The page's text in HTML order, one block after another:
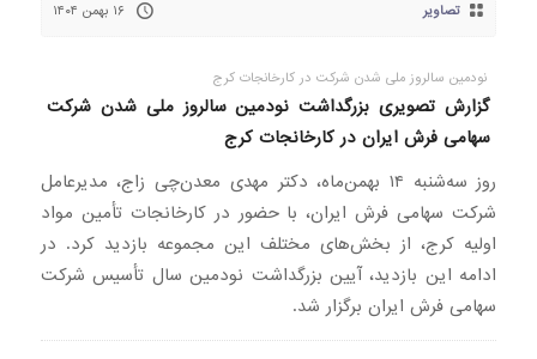
تصاویر ۱۶ بهمن ۱۴۰۴
نودمین سالروز ملی شدن شرکت در کارخانجات کرج
گزارش تصویری بزرگداشت نودمین سالروز ملی شدن شرکت
سهامی فرش ایران در کارخانجات کرج
روز سه‌شنبه ۱۴ بهمن‌ماه، دکتر مهدی معدن‌چی زاج، مدیرعامل
شرکت سهامی فرش ایران، با حضور در کارخانجات تأمین مواد
اولیه کرج، از بخش‌های مختلف این مجموعه بازدید کرد. در
ادامه این بازدید، آیین بزرگداشت نودمین سال تأسیس شرکت
سهامی فرش ایران برگزار شد.